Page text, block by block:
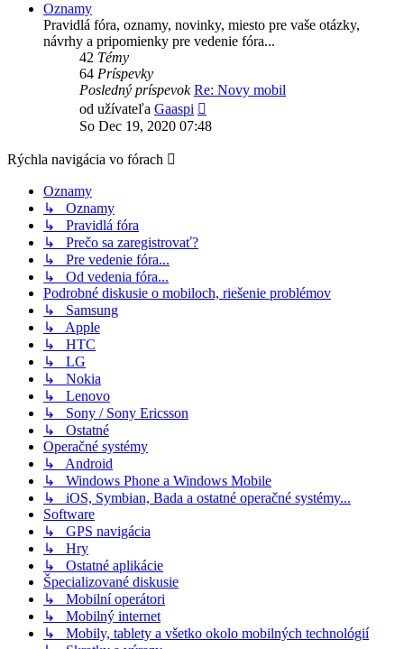
Oznamy
Pravidlá fóra, oznamy, novinky, miesto pre vaše otázky,
návrhy a pripomienky pre vedenie fóra...
42 Témy
64 Príspevky
Posledný príspevok Re: Novy mobil
od užívateľa Gaaspi
posledný
So Dec 19, 2020 07:48
Rýchla navigácia vo fórach
Oznamy
↳ Oznamy
↳ Pravidlá fóra
↳ Prečo sa zaregistrovať?
↳ Pre vedenie fóra...
↳ Od vedenia fóra...
Podrobné diskusie o mobiloch, riešenie problémov
↳ Samsung
↳ Apple
↳ HTC
↳ LG
↳ Nokia
↳ Lenovo
↳ Sony / Sony Ericsson
↳ Ostatné
Operačné systémy
↳ Android
↳ Windows Phone a Windows Mobile
↳ iOS, Symbian, Bada a ostatné operačné systémy...
Software
↳ GPS navigácia
↳ Hry
↳ Ostatné aplikácie
Špecializované diskusie
↳ Mobilní operátori
↳ Mobilný internet
↳ Mobily, tablety a všetko okolo mobilných technológií